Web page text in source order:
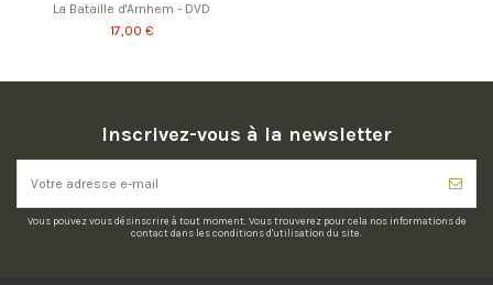
La Bataille d'Arnhem - DVD
17,00 €
Inscrivez-vous à la newsletter
Vous pouvez vous désinscrire à tout moment. Vous trouverez pour cela nos informations de
contact dans les conditions d'utilisation du site.